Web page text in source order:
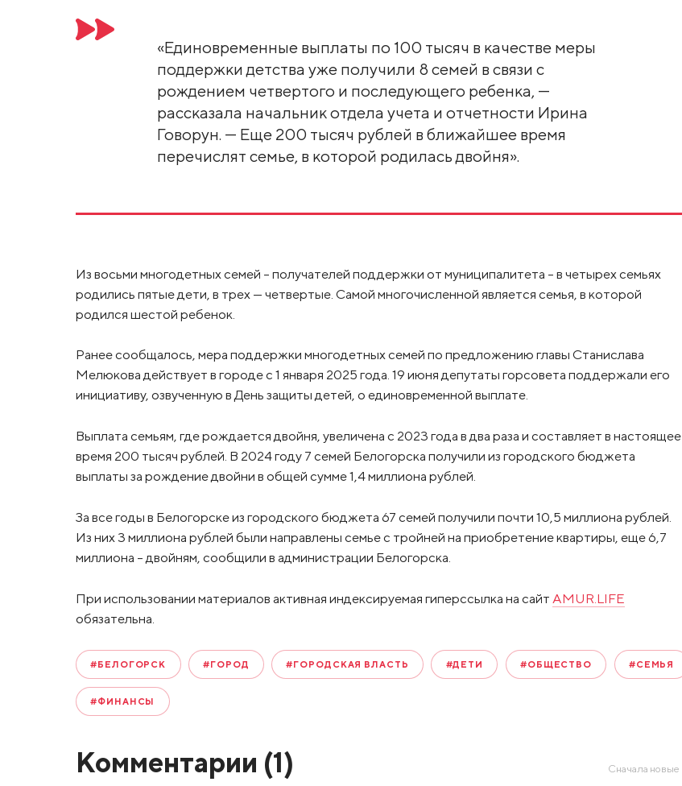
«Единовременные выплаты по 100 тысяч в качестве меры
поддержки детства уже получили 8 семей в связи с
рождением четвертого и последующего ребенка, —
рассказала начальник отдела учета и отчетности Ирина
Говорун. — Еще 200 тысяч рублей в ближайшее время
перечислят семье, в которой родилась двойня».
Из восьми многодетных семей – получателей поддержки от муниципалитета – в четырех семьях
родились пятые дети, в трех — четвертые. Самой многочисленной является семья, в которой
родился шестой ребенок.
Ранее сообщалось, мера поддержки многодетных семей по предложению главы Станислава
Мелюкова действует в городе с 1 января 2025 года. 19 июня депутаты горсовета поддержали его
инициативу, озвученную в День защиты детей, о единовременной выплате.
Выплата семьям, где рождается двойня, увеличена с 2023 года в два раза и составляет в настоящее
время 200 тысяч рублей. В 2024 году 7 семей Белогорска получили из городского бюджета
выплаты за рождение двойни в общей сумме 1,4 миллиона рублей.
За все годы в Белогорске из городского бюджета 67 семей получили почти 10,5 миллиона рублей.
Из них 3 миллиона рублей были направлены семье с тройней на приобретение квартиры, еще 6,7
миллиона – двойням, сообщили в администрации Белогорска.
При использовании материалов активная индексируемая гиперссылка на сайт AMUR.LIFE
обязательна.
#БЕЛОГОРСК #ГОРОД #ГОРОДСКАЯ ВЛАСТЬ #ДЕТИ #ОБЩЕСТВО #СЕМЬЯ
#ФИНАНСЫ
Комментарии (1) Сначала новые